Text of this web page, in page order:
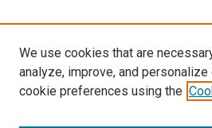
We use cookies that are
analyze, improve, and
cookie preferences using the